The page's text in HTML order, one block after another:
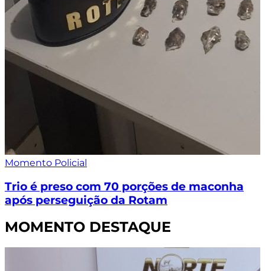
Momento Policial
Trio é preso com 70 porções de maconha
após perseguição da Rotam
MOMENTO DESTAQUE